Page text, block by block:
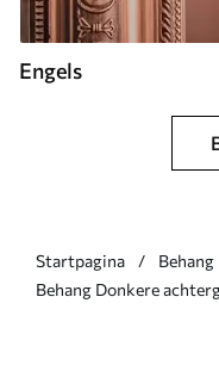
Engels
Startpagina Behang
Behang Donkere